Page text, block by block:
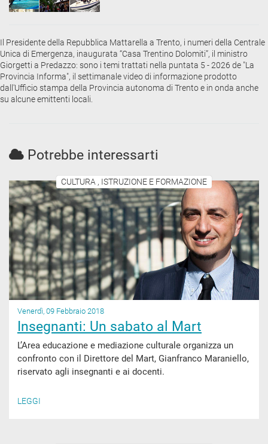
Il Presidente della Repubblica Mattarella a Trento, i numeri della Centrale
Unica di Emergenza, inaugurata “Casa Trentino Dolomiti”, il ministro
Giorgetti a Predazzo: sono i temi trattati nella puntata 5 - 2026 de "La
Provincia Informa", il settimanale video di informazione prodotto
dall'Ufficio stampa della Provincia autonoma di Trento e in onda anche
su alcune emittenti locali.
Potrebbe interessarti
CULTURA , ISTRUZIONE E FORMAZIONE
Venerdì, 09 Febbraio 2018
Insegnanti: Un sabato al Mart
L’Area educazione e mediazione culturale organizza un
confronto con il Direttore del Mart, Gianfranco Maraniello,
riservato agli insegnanti e ai docenti.
LEGGI